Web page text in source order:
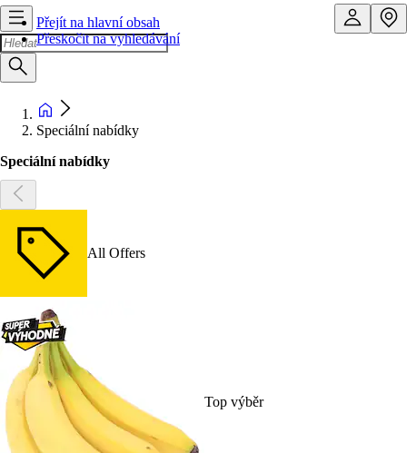
Přejít na hlavní obsah
Přeskočit na vyhledávání
Speciální nabídky
Speciální nabídky
All Offers
Top výběr